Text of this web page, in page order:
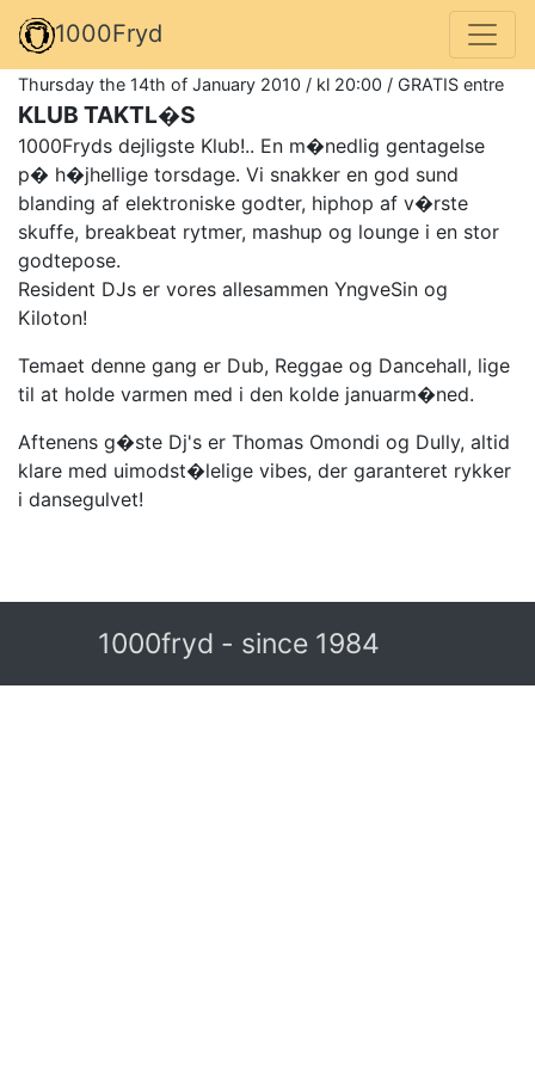
1000Fryd
Thursday the 14th of January 2010 / kl 20:00 / GRATIS entre
KLUB TAKTL�S
1000Fryds dejligste Klub!.. En m�nedlig gentagelse
p� h�jhellige torsdage. Vi snakker en god sund
blanding af elektroniske godter, hiphop af v�rste
skuffe, breakbeat rytmer, mashup og lounge i en stor
godtepose.
Resident DJs er vores allesammen YngveSin og
Kiloton!
Temaet denne gang er Dub, Reggae og Dancehall, lige
til at holde varmen med i den kolde januarm�ned.
Aftenens g�ste Dj's er Thomas Omondi og Dully, altid
klare med uimodst�lelige vibes, der garanteret rykker
i dansegulvet!
1000fryd - since 1984